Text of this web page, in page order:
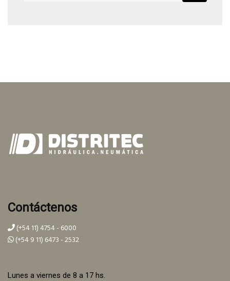
Contáctenos
(+54 11) 4754 - 6000
(+54 9 11) 6473 - 2532
Lunes a viernes de 8 a 17 hs.